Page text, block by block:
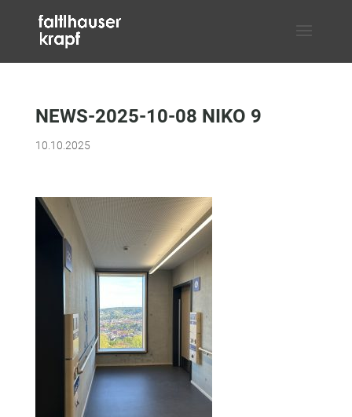
NEWS-2025-10-08 NIKO 9
10.10.2025